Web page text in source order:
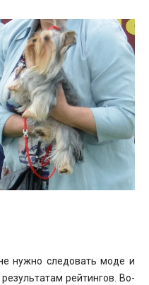
нужно следовать моде и
рейтингов. Во-